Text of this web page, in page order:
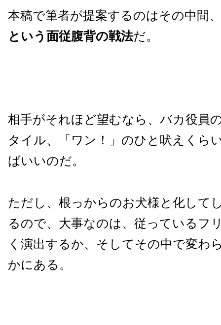
本稿で筆者が提案するのはその中間、
という面従腹背の戦法だ。
相手がそれほど望むなら、バカ役員
タイル、「ワン！」のひと吠えくら
ばいいのだ。
ただし、根っからのお犬様と化して
るので、大事なのは、従っているフ
く演出するか、そしてその中で変わ
かにある。